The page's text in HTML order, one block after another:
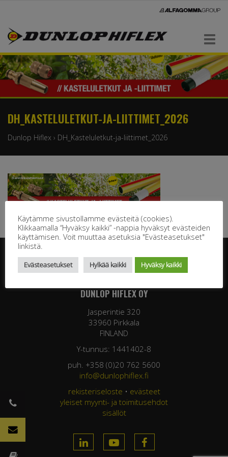
Navigaatio
DH_KASTELULETKUT-JA-LIITTIMET_2026
Dunlop Hiflex › DH_Kasteluletkut-ja-liittimet_2026
DUNLOP HIFLEX OY
Jasperintie 320
33960 Pirkkala
FINLAND
Y-tunnus: 1441402-8
puh. +358 (0)20 762 5600
info@dunlophiflex.fi
rekisteriseloste • evästeet
yleiset myynti- ja toimitusehdot
sisällöt
Käytämme sivustollamme evästeitä (cookies).
Klikkaamalla “Hyväksy kaikki” -nappia hyväksyt evästeiden
käyttämisen. Voit muuttaa asetuksia "Evästeasetukset"
linkistä.
Evästeasetukset Hylkää kaikki Hyväksy kaikki